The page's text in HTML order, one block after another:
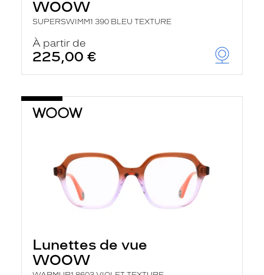
WOOW
SUPERSWIMM1 390 BLEU TEXTURE
À partir de
225,00 €
Lunettes de vue
WOOW